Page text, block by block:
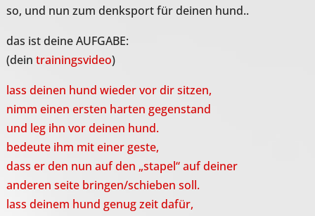
so, und nun zum denksport für deinen hund..
das ist deine AUFGABE:
(dein trainingsvideo)
lass deinen hund wieder vor dir sitzen,
nimm einen ersten harten gegenstand
und leg ihn vor deinen hund.
bedeute ihm mit einer geste,
dass er den nun auf den „stapel“ auf deiner
anderen seite bringen/schieben soll.
lass deinem hund genug zeit dafür,